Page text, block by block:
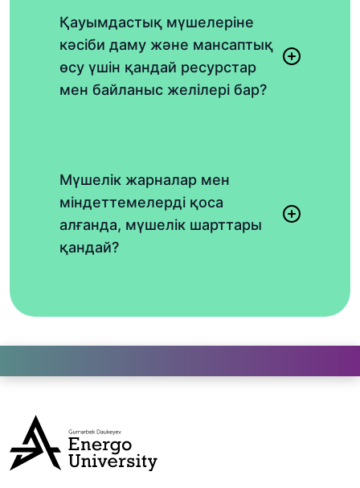
Қауымдастық мүшелеріне
кәсіби даму және мансаптық
өсу үшін қандай ресурстар
мен байланыс желілері бар?
Мүшелік жарналар мен
міндеттемелерді қоса
алғанда, мүшелік шарттары
қандай?